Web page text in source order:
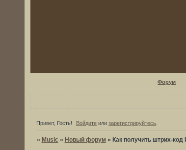
Форум
Привет, Гость! Войдите или зарегистрируйтесь
» Music » Новый форум » Как получить штрих-код